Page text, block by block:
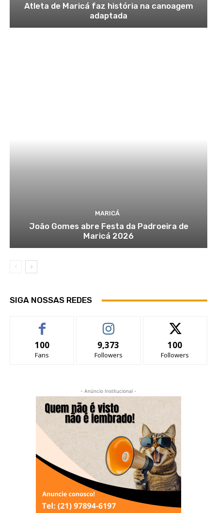
Atleta de Maricá faz história na canoagem
adaptada
MARICÁ
João Gomes abre Festa da Padroeira de
Maricá 2026
SIGA NOSSAS REDES
100
Fans
9,373
Followers
100
Followers
- Anúncio Institucional -